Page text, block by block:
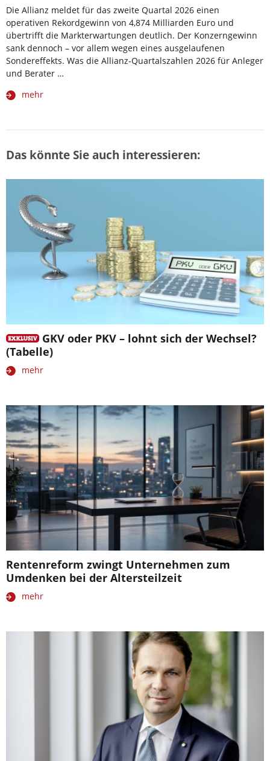
Die Allianz meldet für das zweite Quartal 2026 einen
operativen Rekordgewinn von 4,874 Milliarden Euro und
übertrifft die Markterwartungen deutlich. Der Konzerngewinn
sank dennoch – vor allem wegen eines ausgelaufenen
Sondereffekts. Was die Allianz-Quartalszahlen 2026 für Anleger
und Berater …
mehr
Das könnte Sie auch interessieren:
GKV oder PKV – lohnt sich der Wechsel?
(Tabelle)
mehr
Rentenreform zwingt Unternehmen zum
Umdenken bei der Altersteilzeit
mehr